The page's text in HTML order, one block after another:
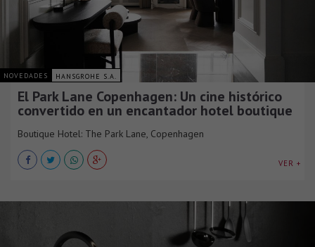
NOVEDADES HANSGROHE S.A.
El Park Lane Copenhagen: Un cine histórico
convertido en un encantador hotel boutique
Boutique Hotel: The Park Lane, Copenhagen
VER +